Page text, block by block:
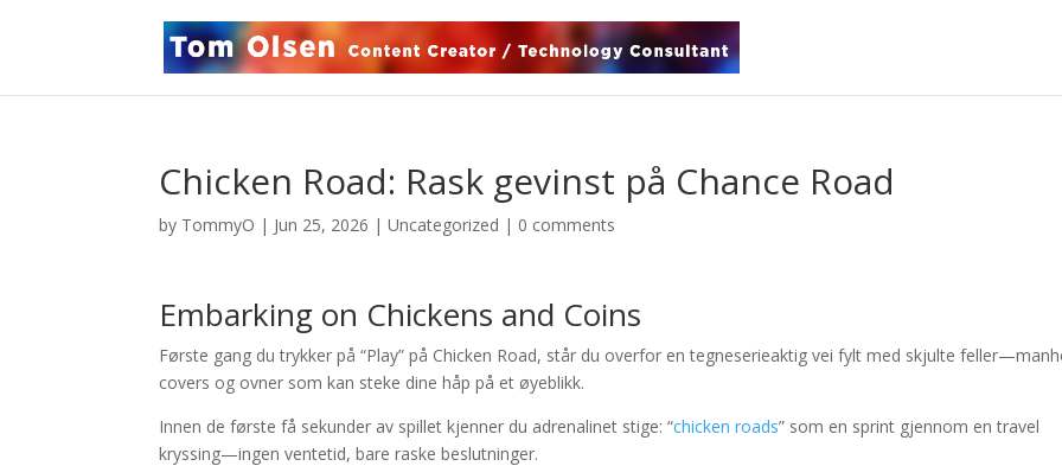
Chicken Road: Rask gevinst på Chance Road
by TommyO | Jun 25, 2026 |Uncategorized | 0 comments
Embarking on Chickens and Coins
Første gang du trykker på “Play” på Chicken Road, står du overfor en tegneserieaktig vei fylt med skjulte
covers og ovner som kan steke dine håp på et øyeblikk.
Innen de første få sekunder av spillet kjenner du adrenalinet stige: “chicken roads” som en sprint gjennom en travel
kryssing—ingen ventetid, bare raske beslutninger.